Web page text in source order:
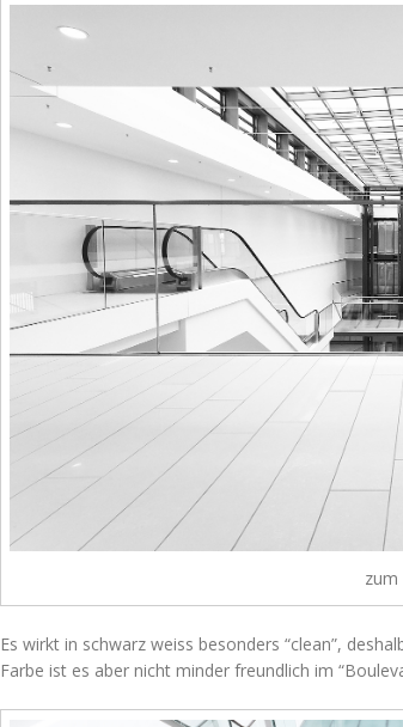
zum
Es wirkt in schwarz weiss besonders “clean”,
Farbe ist es aber nicht minder freundlich im